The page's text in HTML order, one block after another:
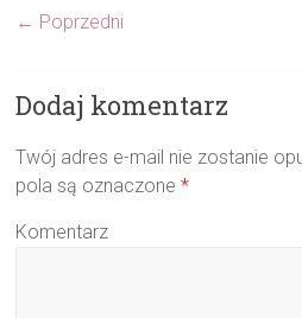
← Poprzedni
Dodaj komentarz
Twój adres e-mail nie zostanie
pola są oznaczone*
Komentarz